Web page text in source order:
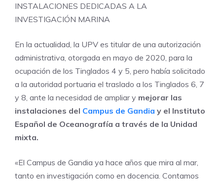
INSTALACIONES DEDICADAS A LA
INVESTIGACIÓN MARINA
En la actualidad, la UPV es titular de una autorización
administrativa, otorgada en mayo de 2020, para la
ocupación de los Tinglados 4 y 5, pero había solicitado
a la autoridad portuaria el traslado a los Tinglados 6, 7
y 8, ante la necesidad de ampliar y mejorar las
instalaciones del Campus de Gandia y el Instituto
Español de Oceanografía a través de la Unidad
mixta.
«El Campus de Gandia ya hace años que mira al mar,
tanto en investigación como en docencia. Contamos